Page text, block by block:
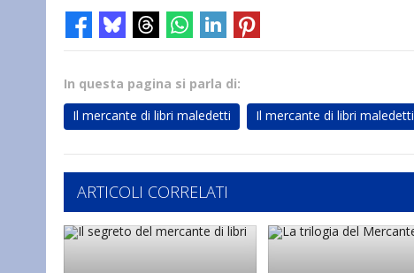
In questa pagina si parla di:
Il mercante di libri maledetti
Il mercante di libri maledetti
ARTICOLI CORRELATI